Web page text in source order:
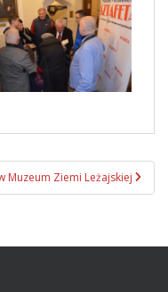
Muzeum Ziemi Leżajskiej